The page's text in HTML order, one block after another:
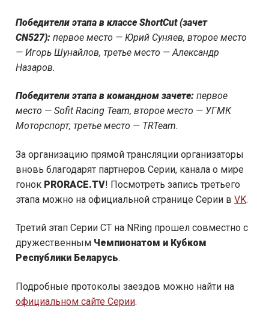
Победители этапа в классе ShortCut (зачет
CN527): первое место — Юрий Суняев, второе место
— Игорь Шунайлов, третье место — Александр
Назаров.
Победители этапа в командном зачете: первое
место — Sofit Racing Team, второе место — УГМК
Моторспорт, третье место — TRTeam.
За организацию прямой трансляции организаторы
вновь благодарят партнеров Серии, канала о мире
гонок PRORACE.TV! Посмотреть запись третьего
этапа можно на официальной странице Серии в VK.
Третий этап Серии CT на NRing прошел совместно с
дружественным Чемпионатом и Кубком
Республики Беларусь.
Подробные протоколы заездов можно найти на
официальном сайте Серии.